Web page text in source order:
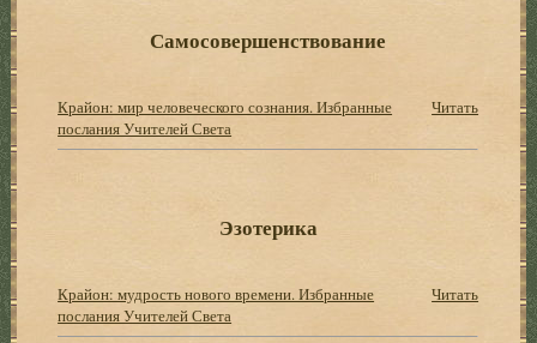
Самосовершенствование
Крайон: мир человеческого сознания. Избранные
послания Учителей Света
Читать
Эзотерика
Крайон: мудрость нового времени. Избранные
послания Учителей Света
Читать